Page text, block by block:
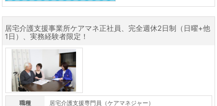
居宅介護支援事業所ケアマネ正社員、完全週休2日制（日曜+他
1日）、実務経験者限定！
職種 居宅介護支援専門員（ケアマネジャー）